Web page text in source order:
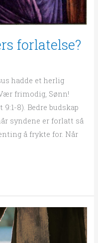
forlatelse?
hadde et herlig
frimodig, Sønn!
8). Bedre budskap
syndene er forlatt så
å frykte for. Når